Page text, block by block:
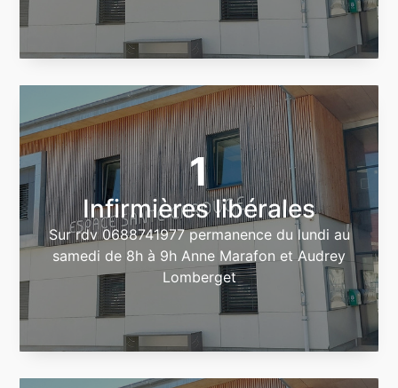
1
Infirmières libérales
Sur rdv 0688741977 permanence du lundi au
samedi de 8h à 9h Anne Marafon et Audrey
Lomberget